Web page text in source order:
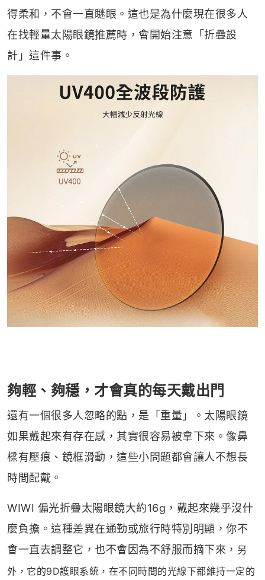
得柔和，不會一直瞇眼。這也是為什麼現在很多人
在找輕量太陽眼鏡推薦時，會開始注意「折疊設
計」這件事。
夠輕、夠穩，才會真的每天戴出門
還有一個很多人忽略的點，是「重量」。太陽眼鏡
如果戴起來有存在感，其實很容易被拿下來。像鼻
樑有壓痕、鏡框滑動，這些小問題都會讓人不想長
時間配戴。
WIWI 偏光折疊太陽眼鏡大約16g，戴起來幾乎沒什
麼負擔。這種差異在通勤或旅行時特別明顯，你不
會一直去調整它，也不會因為不舒服而摘下來， 另
外，它的9D護眼系統，在不同時間的光線下都維持一定的